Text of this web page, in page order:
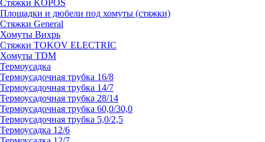
Стяжки KOPOS
Площадки и дюбели под хомуты (стяжки)
Стяжки General
Хомуты Вихрь
Стяжки TOKOV ELECTRIC
Хомуты TDM
Термоусадка
Термоусадочная трубка 16/8
Термоусадочная трубка 14/7
Термоусадочная трубка 28/14
Термоусадочная трубка 60,0/30,0
Термоусадочная трубка 5,0/2,5
Термоусадка 12/6